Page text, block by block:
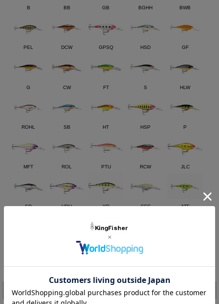
B BB GB BGHH BWB
PEL DCW GPSQ HSD GF
G CW FT S HLW
ROHL SB HT HSP P
MFT ROL PTU RCW JLC
SD VDH YP SFC ATF
注文